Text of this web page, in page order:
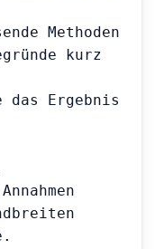
Methoden
kurz
Ergebnis